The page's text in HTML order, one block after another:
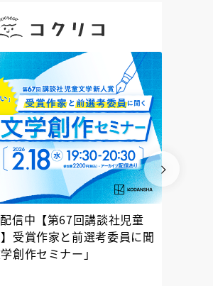
信中【第67回講談社児童
受賞作家と前選考委員に聞
創作セミナー」